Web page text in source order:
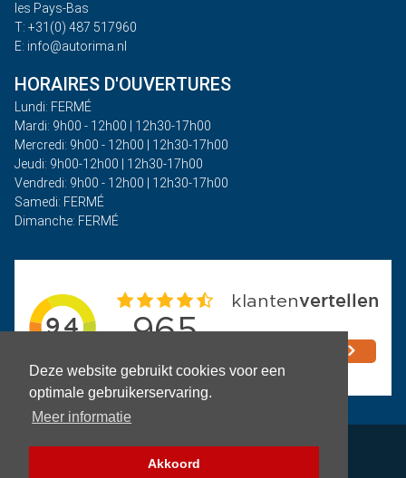
Deze website gebruikt cookies voor een
optimale gebruikerservaring.
Meer informatie
Akkoord
les Pays-Bas
T: +31(0) 487 517960
E: info@autorima.nl
HORAIRES D'OUVERTURES
Lundi: FERMÉ
Mardi: 9h00 - 12h00 | 12h30-17h00
Mercredi: 9h00 - 12h00 | 12h30-17h00
Jeudi: 9h00-12h00 | 12h30-17h00
Vendredi: 9h00 - 12h00 | 12h30-17h00
Samedi: FERMÉ
Dimanche: FERMÉ
Politique de confidentialité